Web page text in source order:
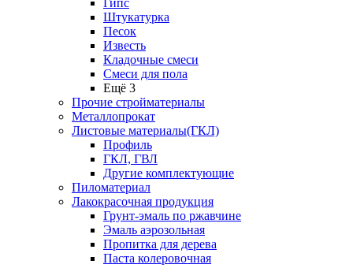
Гипс
Штукатурка
Песок
Известь
Кладочные смеси
Смеси для пола
Ещё 3
Прочие стройматериалы
Металлопрокат
Листовые материалы(ГКЛ)
Профиль
ГКЛ, ГВЛ
Другие комплектующие
Пиломатериал
Лакокрасочная продукция
Грунт-эмаль по ржавчине
Эмаль аэрозольная
Пропитка для дерева
Паста колеровочная